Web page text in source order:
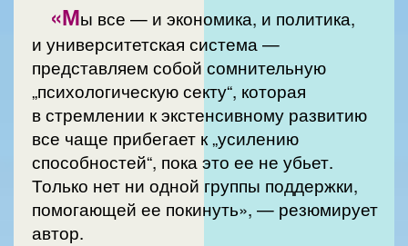
«Мы все — и экономика, и политика,
и университетская система —
представляем собой сомнительную
„психологическую секту“, которая
в стремлении к экстенсивному развитию
все чаще прибегает к „усилению
способностей“, пока это ее не убьет.
Только нет ни одной группы поддержки,
помогающей ее покинуть», — резюмирует
автор.